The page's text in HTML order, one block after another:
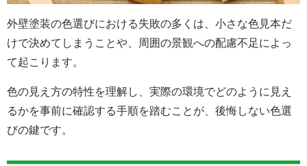
外壁塗装の色選びにおける失敗の多くは、小さな色見本だ
けで決めてしまうことや、周囲の景観への配慮不足によっ
て起こります。
色の見え方の特性を理解し、実際の環境でどのように見え
るかを事前に確認する手順を踏むことが、後悔しない色選
びの鍵です。